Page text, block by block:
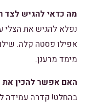
מה כדאי להגיש לצד
נפלא להגיש את הצלי
אפילו פסטה קלה.
מימד מרענן.
האם אפשר להכין את
בהחלט! קדרה עמידה